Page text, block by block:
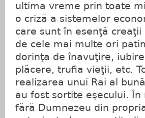
ultima vreme prin toate
o criză a sistemelor
care sunt în esenţă
de cele mai multe ori
dorinţa de înavuţire,
plăcere, trufia vieţii, etc.
realizarea unui Rai al
au fost sortite eşecului.
fără Dumnezeu din